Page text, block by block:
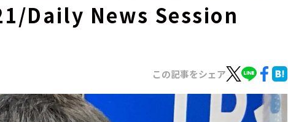
Daily News Session
この記事をシェア